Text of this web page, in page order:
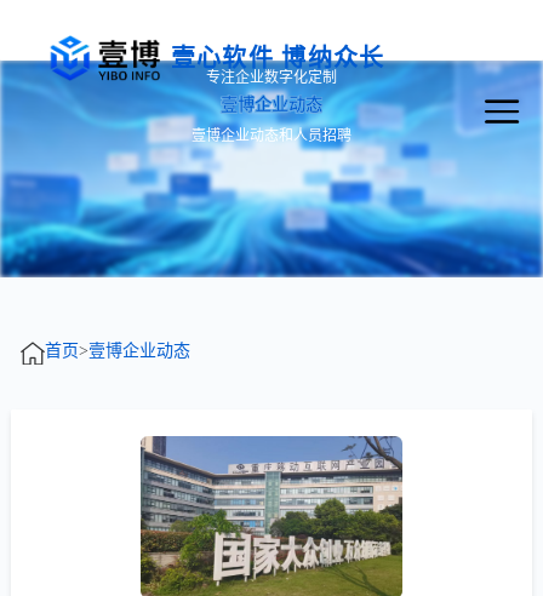
壹心软件 博纳众长
专注企业数字化定制
壹博企业动态
壹博企业动态和人员招聘
首页>壹博企业动态